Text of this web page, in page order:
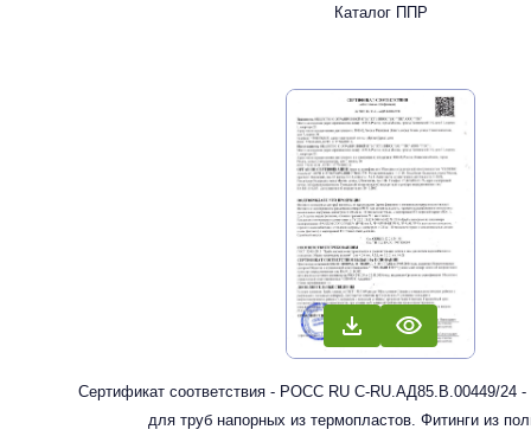
Каталог ППР
Сертификат соответствия - РОСС RU С-RU.АД85.В.00449/24
для труб напорных из термопластов. Фитинги из